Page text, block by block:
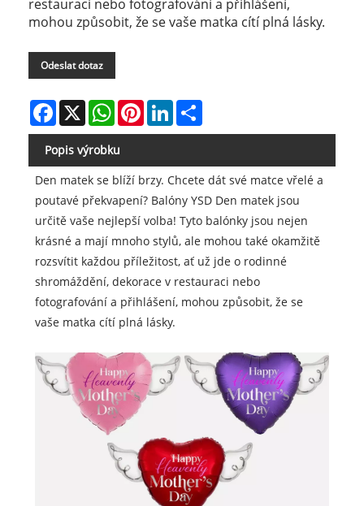
restauraci nebo fotografování a přihlášení,
mohou způsobit, že se vaše matka cítí plná lásky.
Odeslat dotaz
Facebook
X WhatsAppPinterestLinkedIn
Popis výrobku
Den matek se blíží brzy. Chcete dát své matce vřelé a
poutavé překvapení? Balóny YSD Den matek jsou
určitě vaše nejlepší volba! Tyto balónky jsou nejen
krásné a mají mnoho stylů, ale mohou také okamžitě
rozsvítit každou příležitost, ať už jde o rodinné
shromáždění, dekorace v restauraci nebo
fotografování a přihlášení, mohou způsobit, že se
vaše matka cítí plná lásky.